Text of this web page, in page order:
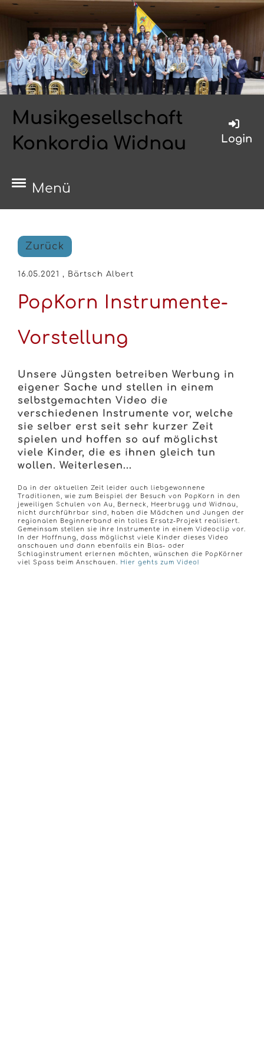
Musikgesellschaft
Konkordia Widnau
Login
Menü
Zurück
16.05.2021 , Bärtsch Albert
PopKorn Instrumente-
Vorstellung
Unsere Jüngsten betreiben Werbung in
eigener Sache und stellen in einem
selbstgemachten Video die
verschiedenen Instrumente vor, welche
sie selber erst seit sehr kurzer Zeit
spielen und hoffen so auf möglichst
viele Kinder, die es ihnen gleich tun
wollen. Weiterlesen...
Da in der aktuellen Zeit leider auch liebgewonnene
Traditionen, wie zum Beispiel der Besuch von PopKorn in den
jeweiligen Schulen von Au, Berneck, Heerbrugg und Widnau,
nicht durchführbar sind, haben die Mädchen und Jungen der
regionalen Beginnerband ein tolles Ersatz-Projekt realisiert.
Gemeinsam stellen sie ihre Instrumente in einem Videoclip vor.
In der Hoffnung, dass möglichst viele Kinder dieses Video
anschauen und dann ebenfalls ein Blas- oder
Schlaginstrument erlernen möchten, wünschen die PopKörner
viel Spass beim Anschauen. Hier gehts zum Video!